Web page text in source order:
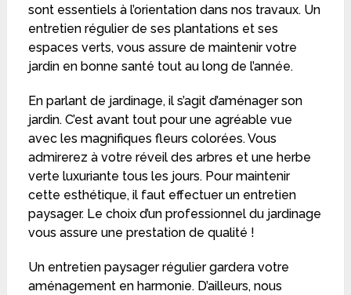
sont essentiels à l’orientation dans nos travaux. Un
entretien régulier de ses plantations et ses
espaces verts, vous assure de maintenir votre
jardin en bonne santé tout au long de l’année.
En parlant de jardinage, il s’agit d’aménager son
jardin. C’est avant tout pour une agréable vue
avec les magnifiques fleurs colorées. Vous
admirerez à votre réveil des arbres et une herbe
verte luxuriante tous les jours. Pour maintenir
cette esthétique, il faut effectuer un entretien
paysager. Le choix d’un professionnel du jardinage
vous assure une prestation de qualité !
Un entretien paysager régulier gardera votre
aménagement en harmonie. D’ailleurs, nous